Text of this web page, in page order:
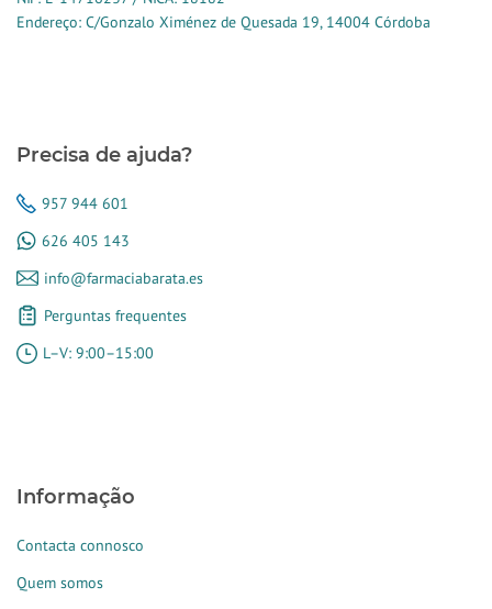
Endereço: C/Gonzalo Ximénez de Quesada 19, 14004 Córdoba
Precisa de ajuda?
957 944 601
626 405 143
info@farmaciabarata.es
Perguntas frequentes
L–V: 9:00–15:00
Informação
Contacta connosco
Quem somos